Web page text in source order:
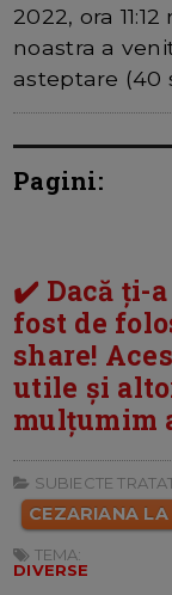
2022, ora
noastra a
asteptare (40
Pagini:
✔️ Dacă ți-
fost de
share!
utile și
mulțumim
SUBIECTE
CEZARIANA
TEMA:
DIVERSE